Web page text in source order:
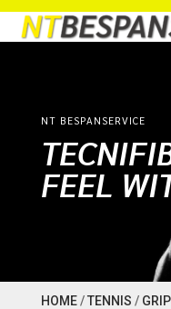
NT BESPANSERVICE
FEEL
HOME/TENNIS /